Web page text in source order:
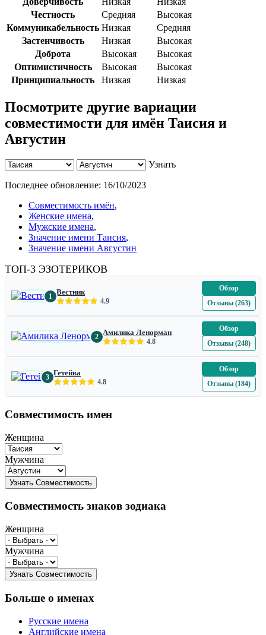
Честность
Средняя
Высокая
Коммуникабельность Низкая
Средняя
Застенчивость
Низкая
Высокая
Доброта
Высокая
Высокая
Оптимистичность
Высокая
Высокая
Принципиальность
Низкая Низкая
Посмотрите другие вариации
совместимости для имён Таисия и
Августин
Узнать
Последнее обновление: 16/10/2023
Совместимость имён,
Женские имена,
Мужские имена,
Значение имени Таисия,
Значение имени Августин
ТОП-3 ЭЗОТЕРИКОВ
1 Вестник
4.9
Обзор
Отзывы (263)
2 Амилика Ленорман
4.8
Обзор
Отзывы (248)
3 Гетейва
4.8
Обзор
Отзывы (184)
Совместимость имен
Женщина
Мужчина
Совместимость знаков зодиака
Женщина
Мужчина
Больше о именах
Русские имена
Английские имена